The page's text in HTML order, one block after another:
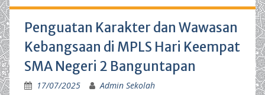
Penguatan Karakter dan Wawasan
Kebangsaan di MPLS Hari Keempat
SMA Negeri 2 Banguntapan
17/07/2025 Admin Sekolah